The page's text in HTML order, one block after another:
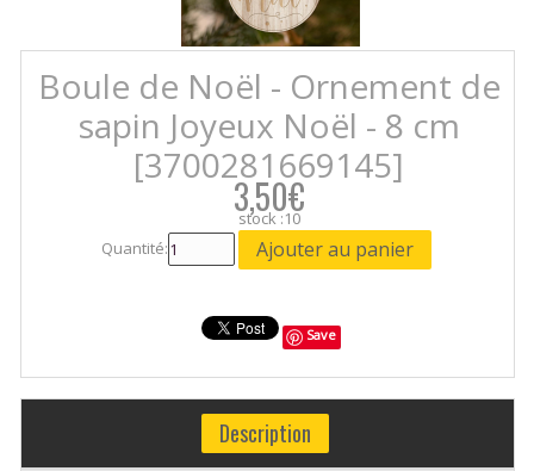
Boule de Noël - Ornement de
sapin Joyeux Noël - 8 cm
[3700281669145]
3,50€
stock :10
Quantité:
Save
Description